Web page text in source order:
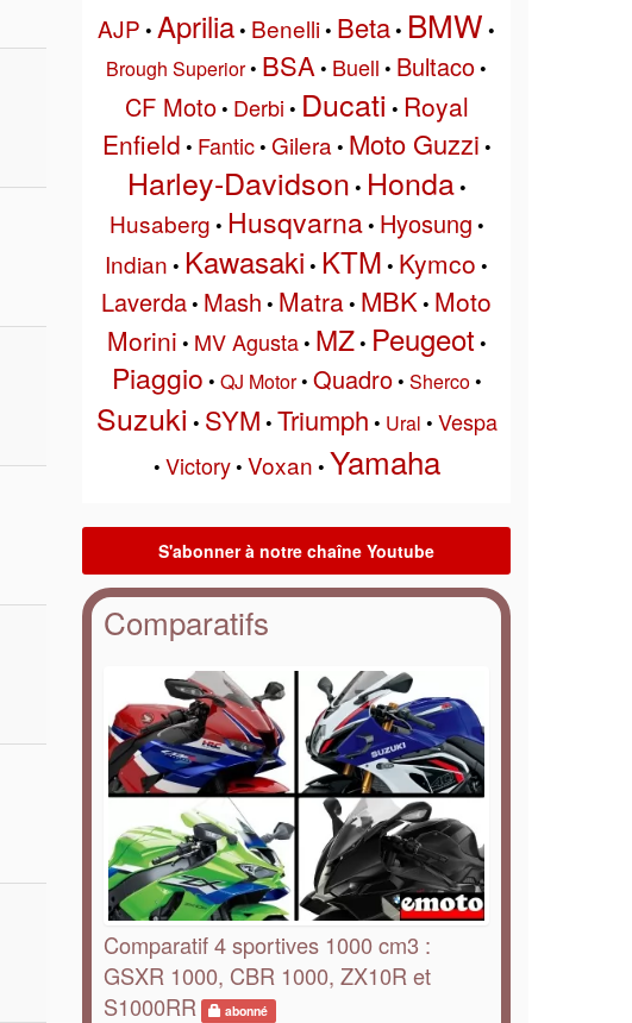
AJP • Aprilia• Benelli• Beta• BMW •
Brough Superior• BSA • Buell • Bultaco•
CF Moto• Derbi • Ducati • Royal
Enfield • Fantic• Gilera • Moto Guzzi •
Harley-Davidson • Honda•
Husaberg • Husqvarna• Hyosung •
Indian • Kawasaki • KTM • Kymco •
Laverda• Mash • Matra• MBK • Moto
Morini • MV Agusta• MZ• Peugeot •
Piaggio • QJ Motor• Quadro• Sherco•
Suzuki • SYM • Triumph • Ural • Vespa
• Victory• Voxan • Yamaha
Comparatifs
Comparatif 4 sportives 1000 cm3 :
GSXR 1000, CBR 1000, ZX10R et
S1000RR
abonné